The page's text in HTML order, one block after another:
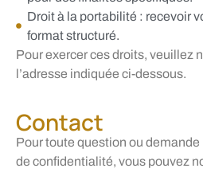
Droit à la portabilité : recevoir
format structuré.
Pour exercer ces droits, veuillez
l’adresse indiquée ci-dessous.
Contact
Pour toute question ou
de confidentialité, vous pouvez